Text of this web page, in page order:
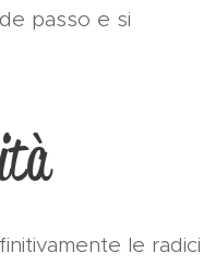
passo e si
le radici